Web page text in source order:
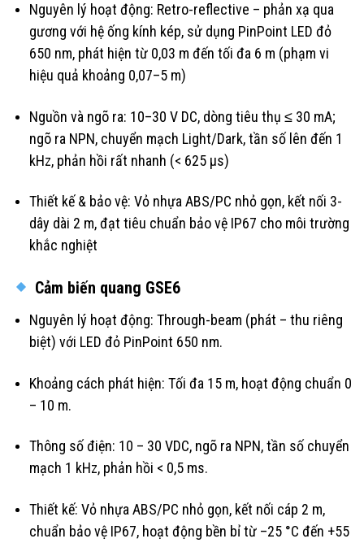
Nguyên lý hoạt động: Retro-reflective – phản xạ qua
gương với hệ ống kính kép, sử dụng PinPoint LED đỏ
650 nm, phát hiện từ 0,03 m đến tối đa 6 m (phạm vi
hiệu quả khoảng 0,07–5 m)
Nguồn và ngõ ra: 10–30 V DC, dòng tiêu thụ ≤ 30 mA;
ngõ ra NPN, chuyển mạch Light/Dark, tần số lên đến 1
kHz, phản hồi rất nhanh (< 625 µs)
Thiết kế & bảo vệ: Vỏ nhựa ABS/PC nhỏ gọn, kết nối 3-
dây dài 2 m, đạt tiêu chuẩn bảo vệ IP67 cho môi trường
khắc nghiệt
Cảm biến quang GSE6
Nguyên lý hoạt động: Through-beam (phát – thu riêng
biệt) với LED đỏ PinPoint 650 nm.
Khoảng cách phát hiện: Tối đa 15 m, hoạt động chuẩn 0
– 10 m.
Thông số điện: 10 – 30 VDC, ngõ ra NPN, tần số chuyển
mạch 1 kHz, phản hồi < 0,5 ms.
Thiết kế: Vỏ nhựa ABS/PC nhỏ gọn, kết nối cáp 2 m,
chuẩn bảo vệ IP67, hoạt động bền bỉ từ –25 °C đến +55